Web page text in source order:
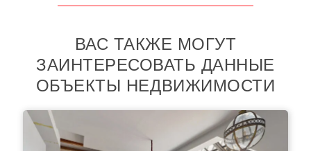
ВАС ТАКЖЕ МОГУТ
ЗАИНТЕРЕСОВАТЬ ДАННЫЕ
ОБЪЕКТЫ НЕДВИЖИМОСТИ